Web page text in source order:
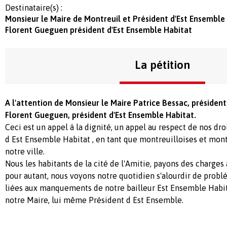
Destinataire(s) :
Monsieur le Maire de Montreuil et Président d'Est
Florent Gueguen président d'Est Ensemble Habitat
La pétition
A l'attention de Monsieur le Maire Patrice Bessac, président
Florent Gueguen, président d'Est Ensemble Habitat.
Ceci est un appel à la dignité, un appel au respect de nos
d Est Ensemble Habitat , en tant que montreuilloises et
notre ville.
Nous les habitants de la cité de l'Amitie, payons des charges
pour autant, nous voyons notre quotidien s'alourdir de
liées aux manquements de notre bailleur Est Ensemble
notre Maire, lui même Président d Est Ensemble.